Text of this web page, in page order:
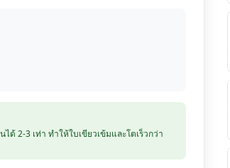
2-3 เท่า ทำให้ใบเขียวเข้มและโตเร็วกว่า